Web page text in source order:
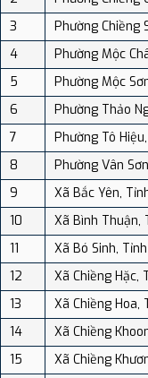
3
Phường Chiềng
4
Phường Mộc
5
Phường Mộc
6
Phường Thảo
7
Phường Tô
8
Phường Vân
9
Xã Bắc Yên,
10
Xã Bình Thuận,
11
Xã Bó Sinh,
12
Xã Chiềng Hặc,
13
Xã Chiềng Hoa,
14
Xã Chiềng
15
Xã Chiềng